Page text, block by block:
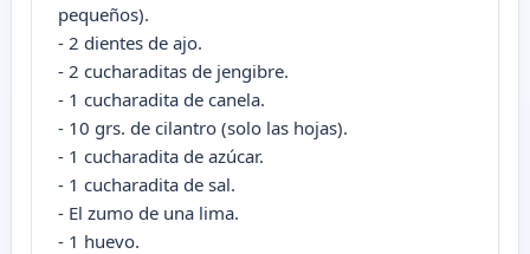
pequeños).
- 2 dientes de ajo.
- 2 cucharaditas de jengibre.
- 1 cucharadita de canela.
- 10 grs. de cilantro (solo las hojas).
- 1 cucharadita de azúcar.
- 1 cucharadita de sal.
- El zumo de una lima.
- 1 huevo.